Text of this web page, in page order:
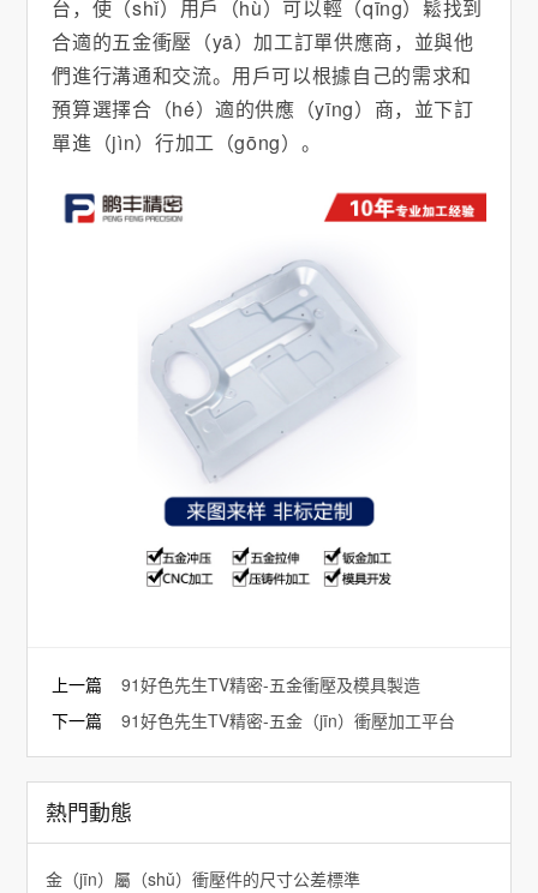
台，使（shǐ）用戶（hù）可以輕（qīng）鬆找到
合適的五金衝壓（yā）加工訂單供應商，並與他
們進行溝通和交流。用戶可以根據自己的需求和
預算選擇合（hé）適的供應（yīng）商，並下訂
單進（jìn）行加工（gōng）。
上一篇91好色先生TV精密-五金衝壓及模具製造
下一篇91好色先生TV精密-五金（jīn）衝壓加工平台
熱門動態
金（jīn）屬（shǔ）衝壓件的尺寸公差標準